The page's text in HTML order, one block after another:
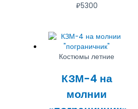
₽5300
Костюмы летние
КЗМ-4 на
молнии